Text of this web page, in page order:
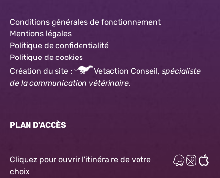
Conditions générales de fonctionnement
Mentions légales
Politique de confidentialité
Politique de cookies
Création du site :
Vetaction Conseil, spécialiste
de la communication vétérinaire.
PLAN D'ACCÈS
Cliquez pour ouvrir l'itinéraire de votre
choix